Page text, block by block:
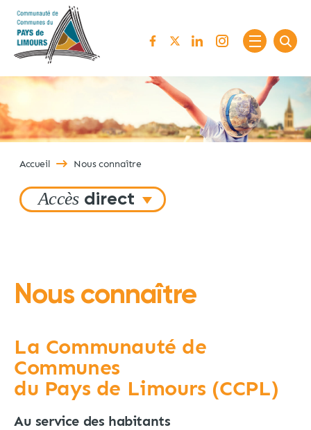
Passer au contenu
Accueil Nous connaître
Accès direct
Nous connaître
La Communauté de
Communes
du Pays de Limours (CCPL)
Au service des habitants